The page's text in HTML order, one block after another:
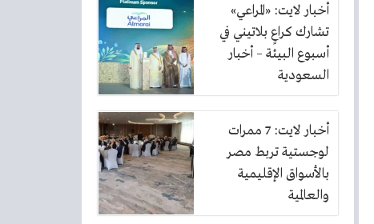
أخبار لايت: «المراعي»
تشارك كراعٍ بلاتيني في
أسبوع البيئة – أخبار
السعودية
أخبار لايت: 7 ممرات
لوجستية تربط مصر
بالأسواق الإقليمية
والعالمية